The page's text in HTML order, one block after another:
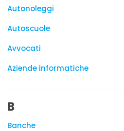
Autonoleggi
Autoscuole
Avvocati
Aziende informatiche
B
Banche